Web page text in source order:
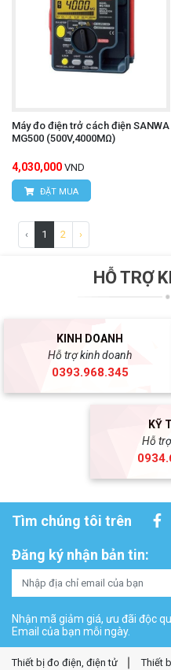
Máy đo điện trở cách điện SANWA
MG500 (500V,4000MΩ)
4,030,000 VND
ĐẶT MUA
‹ 1 2 ›
HỖ TRỢ
KINH DOANH
Hỗ trợ kinh doanh
0393.968.345
KỸ
Hỗ
Tìm chúng tôi trên
Đăng ký nhận bản tin:
Nhận mã giảm giá, ưu đãi độc
Email của bạn mỗi ngày.
Thiết bị đo điện, điện tử
Thiết